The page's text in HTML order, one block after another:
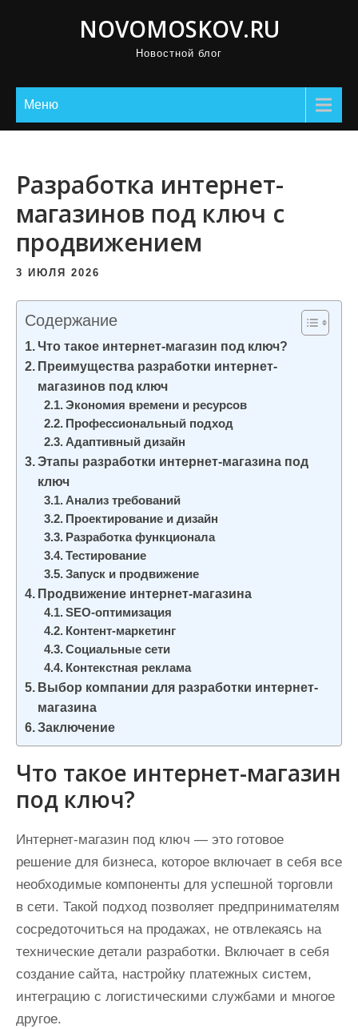
NOVOMOSKOV.RU
Новостной блог
Меню
Разработка интернет-
магазинов под ключ с
продвижением
3 ИЮЛЯ 2026
Содержание
Что такое интернет-магазин под ключ?
Преимущества разработки интернет-
магазинов под ключ
Экономия времени и ресурсов
Профессиональный подход
Адаптивный дизайн
Этапы разработки интернет-магазина под
ключ
Анализ требований
Проектирование и дизайн
Разработка функционала
Тестирование
Запуск и продвижение
Продвижение интернет-магазина
SEO-оптимизация
Контент-маркетинг
Социальные сети
Контекстная реклама
Выбор компании для разработки интернет-
магазина
Заключение
Что такое интернет-магазин
под ключ?
Интернет-магазин под ключ — это готовое
решение для бизнеса, которое включает в себя все
необходимые компоненты для успешной торговли
в сети. Такой подход позволяет предпринимателям
сосредоточиться на продажах, не отвлекаясь на
технические детали разработки. Включает в себя
создание сайта, настройку платежных систем,
интеграцию с логистическими службами и многое
другое.